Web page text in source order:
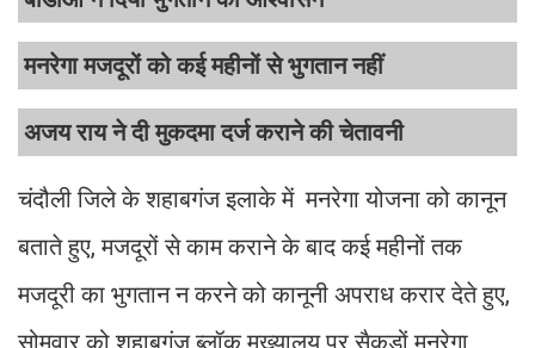
मनरेगा मजदूरों को कई महीनों से भुगतान नहीं
अजय राय ने दी मुकदमा दर्ज कराने की चेतावनी
चंदौली जिले के शहाबगंज इलाके में मनरेगा योजना को कानून
बताते हुए, मजदूरों से काम कराने के बाद कई महीनों तक
मजदूरी का भुगतान न करने को कानूनी अपराध करार देते हुए,